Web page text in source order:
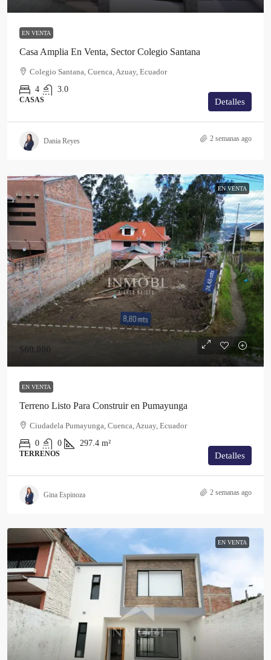
EN VENTA
Casa Amplia En Venta, Sector Colegio Santana
Colegio Santana, Cuenca, Azuay, Ecuador
4
3.0
CASAS Detalles
Dania Reyes 2 semanas ago
EN VENTA
$60,000
EN VENTA
Terreno Listo Para Construir en Pumayunga
Ciudadela Pumayunga, Cuenca, Azuay, Ecuador
0
0 297.4 m²
TERRENOS Detalles
Gina Espinoza 2 semanas ago
EN VENTA